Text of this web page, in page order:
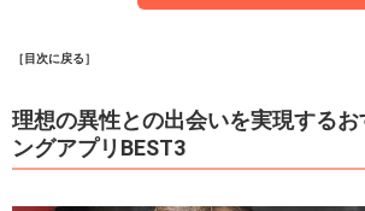
［目次に戻る］
理想の異性との出会いを実現する
ングアプリBEST3